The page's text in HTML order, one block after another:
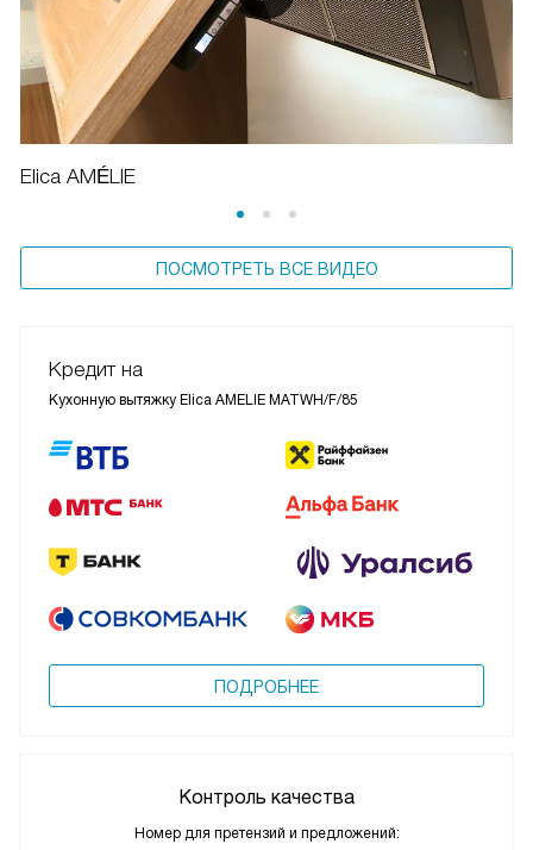
Elica AMÉLIE
ПОСМОТРЕТЬ ВСЕ ВИДЕО
Кредит на
Кухонную вытяжку Elica AMELIE MATWH/F/85
ПОДРОБНЕЕ
Контроль качества
Номер для претензий и предложений: